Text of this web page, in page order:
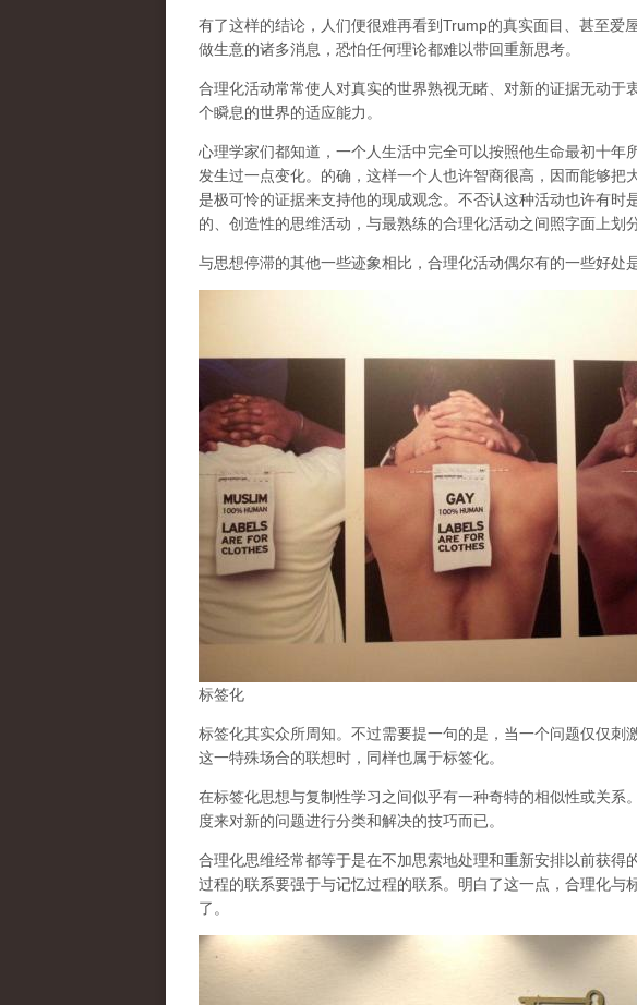
有了这样的结论，人们便很难再看到Trump的真实面目、甚至爱
做生意的诸多消息，恐怕任何理论都难以带回重新思考。
合理化活动常常使人对真实的世界熟视无睹、对新的证据无动于
个瞬息的世界的适应能力。
心理学家们都知道，一个人生活中完全可以按照他生命最初十年
发生过一点变化。的确，这样一个人也许智商很高，因而能够把
是极可怜的证据来支持他的现成观念。不否认这种活动也许有时
的、创造性的思维活动，与最熟练的合理化活动之间照字面上划
与思想停滞的其他一些迹象相比，合理化活动偶尔有的一些好处
标签化
标签化其实众所周知。不过需要提一句的是，当一个问题仅仅刺
这一特殊场合的联想时，同样也属于标签化。
在标签化思想与复制性学习之间似乎有一种奇特的相似性或关系
度来对新的问题进行分类和解决的技巧而已。
合理化思维经常都等于是在不加思索地处理和重新安排以前获得
过程的联系要强于与记忆过程的联系。明白了这一点，合理化与
了。